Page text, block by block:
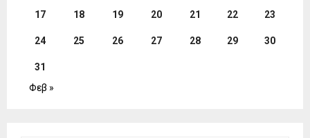
17 18 19 20 21 22 23
24 25 26 27 28 29 30
31
Φεβ »